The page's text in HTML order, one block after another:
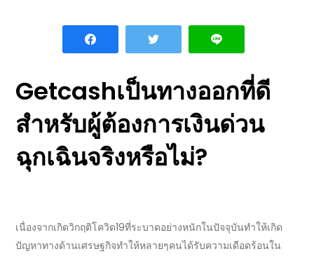
Getcashเป็นทางออกที่ดี
สำหรับผู้ต้องการเงินด่วน
ฉุกเฉินจริงหรือไม่?
เนื่องจากเกิดวิกฤติโควิด19ที่ระบาดอย่างหนักในปัจจุบันทำให้เกิด
ปัญหาทางด้านเศรษฐกิจทำให้หลายๆคนได้รับความเดือดร้อนใน